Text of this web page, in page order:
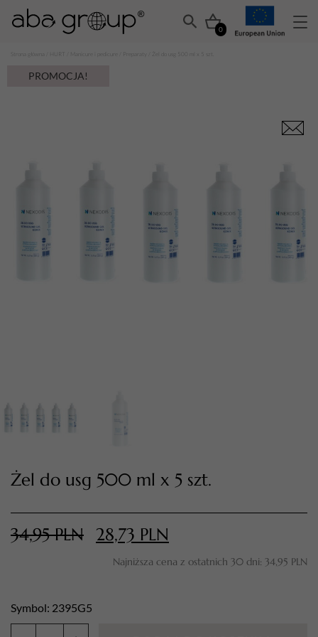
0
Suma koszyka (
PRZEJDŹ DO KOSZYKA
Manicure i pedicure Preparaty
PROMOCJA!
Żel do usg 500 ml x 5 szt.
34,95PLN 28,73 PLN
Najniższa cena z ostatnich 30 dni: 34,95 PLN
Symbol: 2395G5